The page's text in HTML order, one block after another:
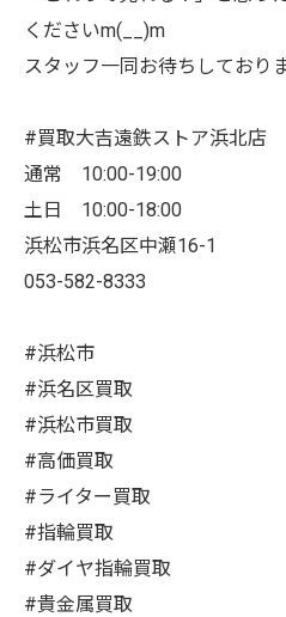
くださいm(__)m
スタッフ一同お待ちしており
#買取大吉遠鉄ストア浜北店
通常 10:00-19:00
土日 10:00-18:00
浜松市浜名区中瀬16-1
053-582-8333
#浜松市
#浜名区買取
#浜松市買取
#高価買取
#ライター買取
#指輪買取
#ダイヤ指輪買取
#貴金属買取